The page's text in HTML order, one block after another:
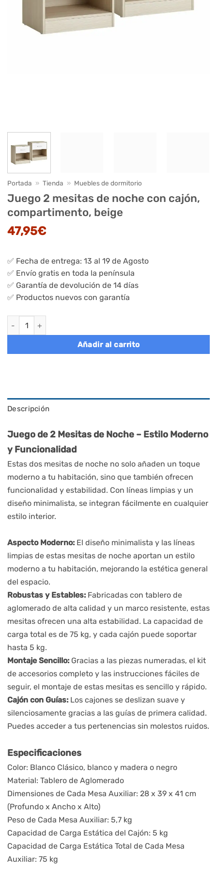
Portada » Tienda » Muebles de dormitorio
Juego 2 mesitas de noche con cajón,
compartimento, beige
47,95€
✅ Fecha de entrega: 13 al 19 de Agosto
✅ Envío gratis en toda la península
✅ Garantía de devolución de 14 días
✅ Productos nuevos con garantía
Juego 2 mesitas de noche con cajón, compartimento, beige
Añadir al carrito
Descripción
Juego de 2 Mesitas de Noche – Estilo Moderno
y Funcionalidad
Estas dos mesitas de noche no solo añaden un toque
moderno a tu habitación, sino que también ofrecen
funcionalidad y estabilidad. Con líneas limpias y un
diseño minimalista, se integran fácilmente en cualquier
estilo interior.
Aspecto Moderno: El diseño minimalista y las líneas
limpias de estas mesitas de noche aportan un estilo
moderno a tu habitación, mejorando la estética general
del espacio.
Robustas y Estables: Fabricadas con tablero de
aglomerado de alta calidad y un marco resistente, estas
mesitas ofrecen una alta estabilidad. La capacidad de
carga total es de 75 kg, y cada cajón puede soportar
hasta 5 kg.
Montaje Sencillo: Gracias a las piezas numeradas, el kit
de accesorios completo y las instrucciones fáciles de
seguir, el montaje de estas mesitas es sencillo y rápido.
Cajón con Guías: Los cajones se deslizan suave y
silenciosamente gracias a las guías de primera calidad.
Puedes acceder a tus pertenencias sin molestos ruidos.
Especificaciones
Color: Blanco Clásico, blanco y madera o negro
Material: Tablero de Aglomerado
Dimensiones de Cada Mesa Auxiliar: 28 x 39 x 41 cm
(Profundo x Ancho x Alto)
Peso de Cada Mesa Auxiliar: 5,7 kg
Capacidad de Carga Estática del Cajón: 5 kg
Capacidad de Carga Estática Total de Cada Mesa
Auxiliar: 75 kg